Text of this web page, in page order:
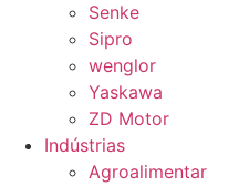
Senke
Sipro
wenglor
Yaskawa
ZD Motor
Indústrias
Agroalimentar